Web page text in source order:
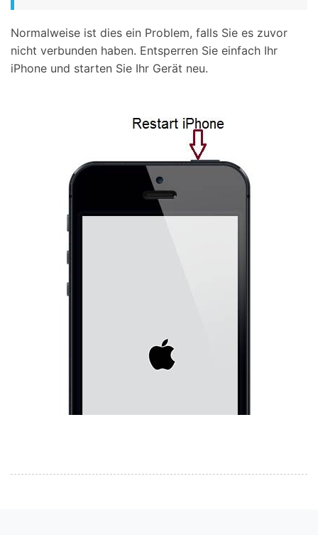
Normalweise ist dies ein Problem, falls Sie es zuvor
nicht verbunden haben. Entsperren Sie einfach Ihr
iPhone und starten Sie Ihr Gerät neu.